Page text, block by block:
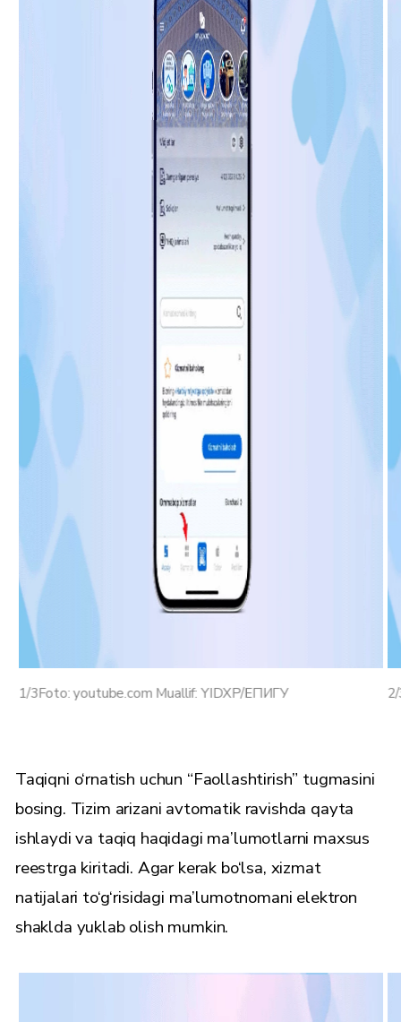
1/3Foto: youtube.com Muallif: YIDXP/ЕПИГУ
Taqiqni o‘rnatish uchun “Faollashtirish” tugmasini
bosing. Tizim arizani avtomatik ravishda qayta
ishlaydi va taqiq haqidagi ma’lumotlarni maxsus
reestrga kiritadi. Agar kerak bo‘lsa, xizmat
natijalari to‘g‘risidagi ma’lumotnomani elektron
shaklda yuklab olish mumkin.